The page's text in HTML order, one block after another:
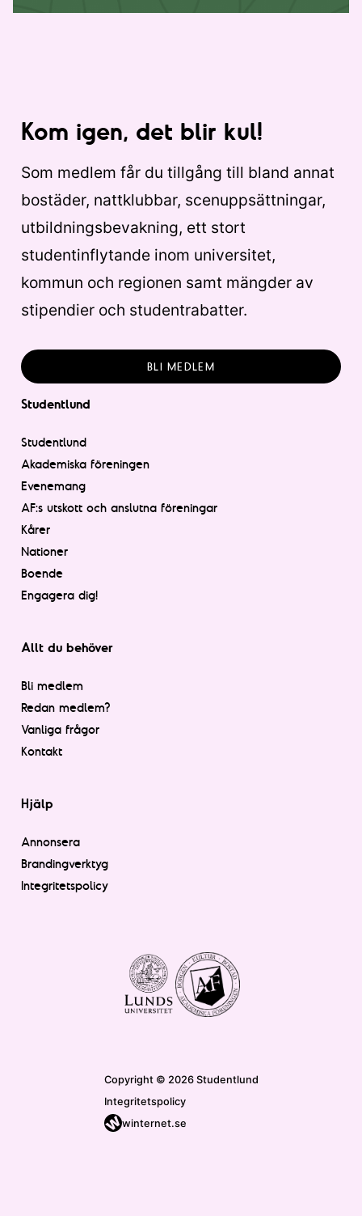
Kom igen, det blir kul!
Som medlem får du tillgång till bland annat
bostäder, nattklubbar, scenuppsättningar,
utbildningsbevakning, ett stort
studentinflytande inom universitet,
kommun och regionen samt mängder av
stipendier och studentrabatter.
BLI MEDLEM
Studentlund
Studentlund
Akademiska föreningen
Evenemang
AF:s utskott och anslutna föreningar
Kårer
Nationer
Boende
Engagera dig!
Allt du behöver
Bli medlem
Redan medlem?
Vanliga frågor
Kontakt
Hjälp
Annonsera
Brandingverktyg
Integritetspolicy
Copyright © 2026 Studentlund
Integritetspolicy
winternet.se